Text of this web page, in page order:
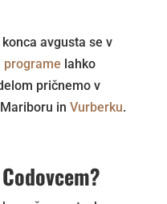
avgusta se v
programe lahko
pričnemo v
in Vurberku.